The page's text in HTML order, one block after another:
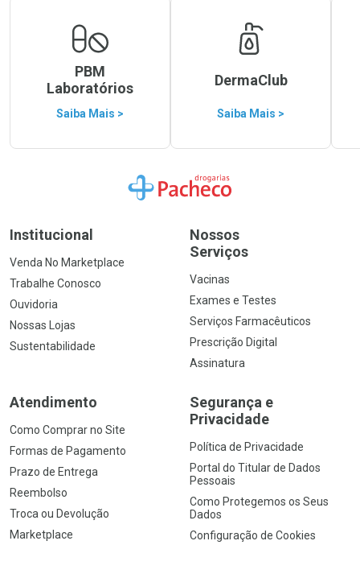
PBM
Laboratórios
Saiba Mais >
DermaClub
Saiba Mais >
Ir para a Home
Institucional
Venda No Marketplace
Trabalhe Conosco
Ouvidoria
Nossas Lojas
Sustentabilidade
Nossos
Serviços
Vacinas
Exames e Testes
Serviços Farmacêuticos
Prescrição Digital
Assinatura
Atendimento
Como Comprar no Site
Formas de Pagamento
Prazo de Entrega
Reembolso
Troca ou Devolução
Marketplace
Segurança e
Privacidade
Política de Privacidade
Portal do Titular de Dados
Pessoais
Como Protegemos os Seus
Dados
Configuração de Cookies